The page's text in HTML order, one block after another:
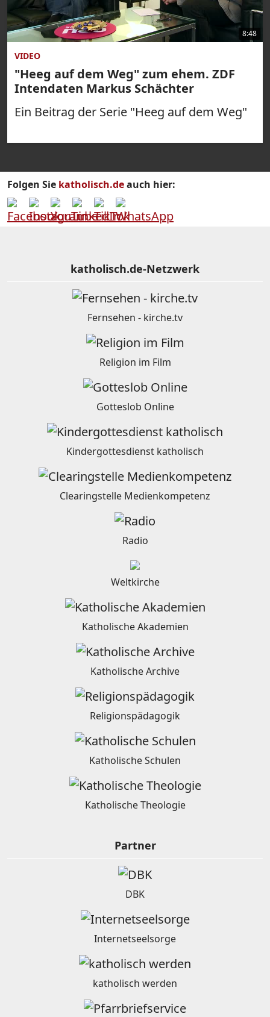
8:48
VIDEO
"Heeg auf dem Weg" zum ehem. ZDF
Intendaten Markus Schächter
Ein Beitrag der Serie "Heeg auf dem Weg"
Folgen Sie katholisch.deauch hier:
katholisch.de-Netzwerk
Fernsehen - kirche.tv
Religion im Film
Gotteslob Online
Kindergottesdienst katholisch
Clearingstelle Medienkompetenz
Radio
Weltkirche
Katholische Akademien
Katholische Archive
Religionspädagogik
Katholische Schulen
Katholische Theologie
Partner
DBK
Internetseelsorge
katholisch werden